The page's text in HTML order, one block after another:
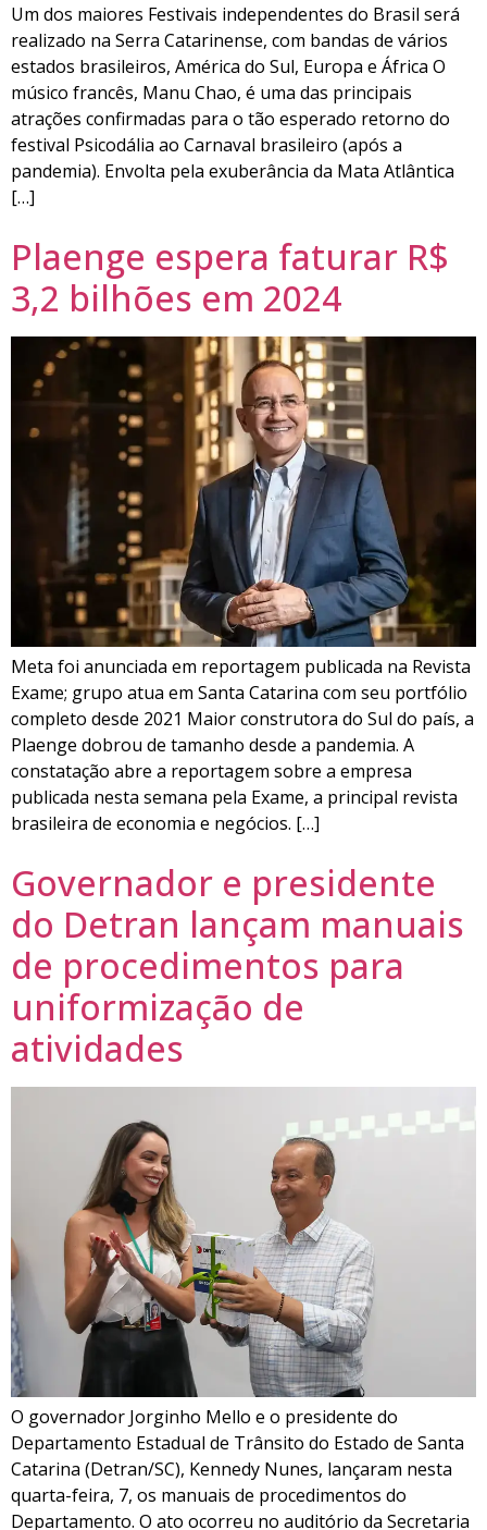
Um dos maiores Festivais independentes do Brasil será
realizado na Serra Catarinense, com bandas de vários
estados brasileiros, América do Sul, Europa e África O
músico francês, Manu Chao, é uma das principais
atrações confirmadas para o tão esperado retorno do
festival Psicodália ao Carnaval brasileiro (após a
pandemia). Envolta pela exuberância da Mata Atlântica
[…]
Plaenge espera faturar R$
3,2 bilhões em 2024
Meta foi anunciada em reportagem publicada na Revista
Exame; grupo atua em Santa Catarina com seu portfólio
completo desde 2021 Maior construtora do Sul do país, a
Plaenge dobrou de tamanho desde a pandemia. A
constatação abre a reportagem sobre a empresa
publicada nesta semana pela Exame, a principal revista
brasileira de economia e negócios. […]
Governador e presidente
do Detran lançam manuais
de procedimentos para
uniformização de
atividades
O governador Jorginho Mello e o presidente do
Departamento Estadual de Trânsito do Estado de Santa
Catarina (Detran/SC), Kennedy Nunes, lançaram nesta
quarta-feira, 7, os manuais de procedimentos do
Departamento. O ato ocorreu no auditório da Secretaria